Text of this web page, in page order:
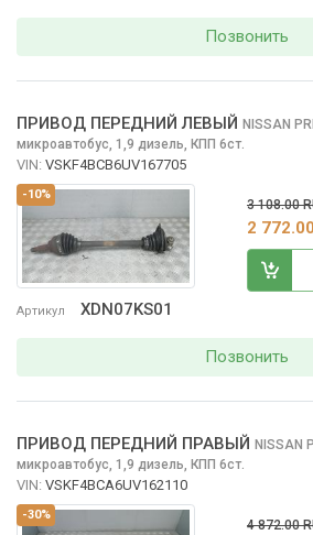
Позвонить
-10%
Артикул XDN07KS01
ПРИВОД ПЕРЕДНИЙ ЛЕВЫЙ NISSAN
микроавтобус, 1,9 дизель, КПП 6ст.
VIN: VSKF4BCB6UV167705
3 108.00
2
Позвонить
-30%
ПРИВОД ПЕРЕДНИЙ ПРАВЫЙ NISSAN
микроавтобус, 1,9 дизель, КПП 6ст.
VIN: VSKF4BCA6UV162110
4 872.00